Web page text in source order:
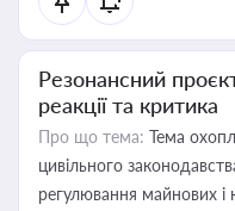
Резонансний
реакції та критика
Про що тема: Тема
цивільного
регулювання майнових і